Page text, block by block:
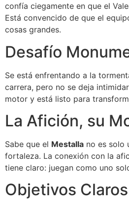
confía ciegamente en que el
Está convencido de que el
cosas grandes.
Desafío
Se está enfrentando a la
carrera, pero no se deja
motor y está listo para
La Afición, su
Sabe que el Mestalla no es solo
fortaleza. La conexión con la
tiene claro: juegan como uno
Objetivos Claros